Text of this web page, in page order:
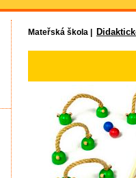
Mateřská škola |